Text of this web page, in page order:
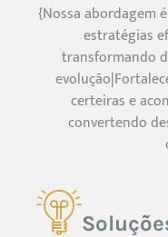
{Nossa abordagem
estratégias
transformando
certeiras e
convertendo